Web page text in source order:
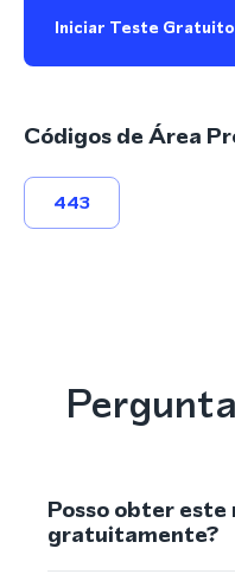
Iniciar Teste Gratuito
Códigos de Área
443
Posso obter este
gratuitamente?